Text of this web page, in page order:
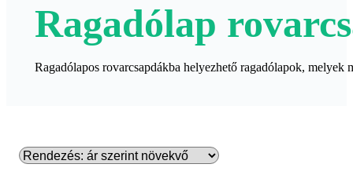
Ragadólap
Ragadólapos rovarcsapdákba helyezhető ragadólapok, melyek